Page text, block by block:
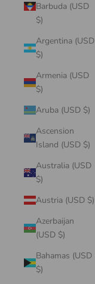
Barbuda (USD
$)
Argentina (USD
$)
Armenia (USD
$)
Aruba (USD $)
Ascension
Island (USD $)
Australia (USD
$)
Austria (USD $)
Azerbaijan
(USD $)
Bahamas (USD
$)